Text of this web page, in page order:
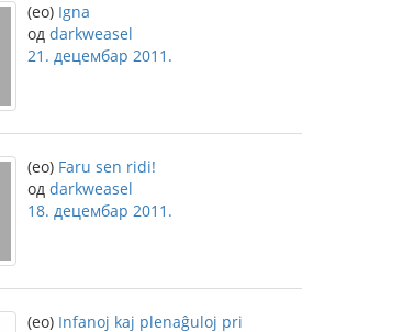
(eo) Igna
од darkweasel
21. децембар 2011.
(eo) Faru sen ridi!
од darkweasel
18. децембар 2011.
(eo) Infanoj kaj plenaĝuloj pri